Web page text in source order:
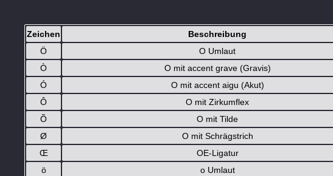
Zeichen Beschreibung
Ö
O Umlaut
Ò
O mit accent grave (Gravis)
Ó
O mit accent aigu (Akut)
Ô
O mit Zirkumflex
Õ
O mit Tilde
Ø
O mit Schrägstrich
Œ
OE-Ligatur
ö
o Umlaut